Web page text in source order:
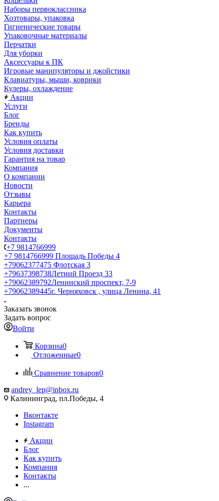
Наборы первоклассника
Хозтовары, упаковка
Гигиенические товары
Упаковочные материалы
Перчатки
Для уборки
Аксессуары к ПК
Игровые манипуляторы и джойстики
Клавиатуры, мыши, коврики
Кулеры, охлаждение
Акции
Услуги
Блог
Бренды
Как купить
Условия оплаты
Условия доставки
Гарантия на товар
Компания
О компании
Новости
Отзывы
Карьера
Контакты
Партнеры
Документы
Контакты
+7 9814766999
+7 9814766999 Площадь Победы 4
+79062377475 Флотская 3
+79637398738Летний Проезд 33
+79062389792Ленинский проспект, 7-9
+79062389445г. Черняховск , улица Ленина, 41
Заказать звонок
Задать вопрос
Войти
Корзина0
Отложенные0
Сравнение товаров0
andrey_lep@inbox.ru
Калининград, пл.Победы, 4
Вконтакте
Instagram
Акции
Блог
Как купить
Компания
Контакты
...